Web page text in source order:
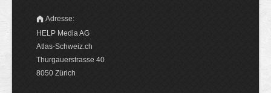
Adresse:
HELP Media AG
Atlas-Schweiz.ch
Thurgauerstrasse 40
8050 Zürich